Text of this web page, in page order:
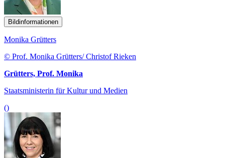
Bildinformationen
Monika Grütters
© Prof. Monika Grütters/ Christof Rieken
Grütters, Prof. Monika
Staatsministerin für Kultur und Medien
()